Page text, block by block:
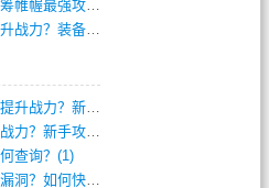
传奇私服免费：征战沙场，运筹帷幄最强攻城(516)
传奇私服中变版本如何快速提升战力？装备强(1012)
逆天单职业微端传奇如何快速提升战力？新手(2)
红月传说战神版如何快速提升战力？新手攻略(2)
查询？(1)
逆水寒单职业存在哪些可利用漏洞？如何快速(1)